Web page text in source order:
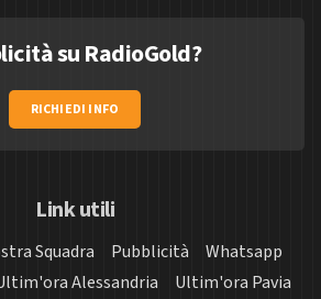
su RadioGold?
RICHIEDI INFO
Link utili
Squadra Pubblicità
Whatsapp
Alessandria
Ultim'ora Pavia